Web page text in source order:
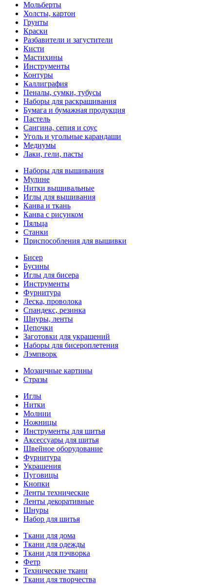
Мольберты
Холсты, картон
Грунты
Краски
Разбавители и загустители
Кисти
Мастихины
Инструменты
Контуры
Каллиграфия
Пеналы, сумки, тубусы
Наборы для раскрашивания
Бумага и бумажная продукция
Пастель
Сангина, сепия и соус
Уголь и угольные карандаши
Медиумы
Лаки, гели, пасты
Наборы для вышивания
Мулине
Нитки вышивальные
Иглы для вышивания
Канва и ткань
Канва с рисунком
Пяльца
Станки
Приспособления для вышивки
Бисер
Бусины
Иглы для бисера
Инструменты
Фурнитура
Леска, проволока
Спандекс, резинка
Шнуры, ленты
Цепочки
Заготовки для украшений
Наборы для бисероплетения
Лэмпворк
Мозаичные картины
Стразы
Иглы
Нитки
Молнии
Ножницы
Инструменты для шитья
Аксессуары для шитья
Швейное оборудование
Фурнитура
Украшения
Пуговицы
Кнопки
Ленты технические
Ленты декоративные
Шнуры
Набор для шитья
Ткани для дома
Ткани для одежды
Ткани для пэчворка
Фетр
Технические ткани
Ткани для творчества